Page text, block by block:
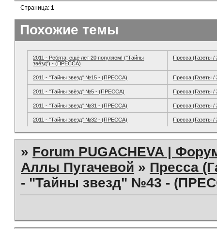
Страница:1
Похожие темы
2011 - Ребята, ещё лет 20 погуляем! ("Тайны
звёзд") - (ПРЕССА)
Пресса (Газеты
2011 - "Тайны звезд" №15 - (ПРЕССА) Пресса (Газеты
2011 - "Тайны звёзд" №5 - (ПРЕССА) Пресса (Газеты
2011 - "Тайны звезд" №31 - (ПРЕССА) Пресса (Газеты
2011 - "Тайны звезд" №32 - (ПРЕССА) Пресса (Газеты
» Forum PUGACHEVA |
Аллы Пугачевой » Пресса
- "Тайны звезд" №43 -